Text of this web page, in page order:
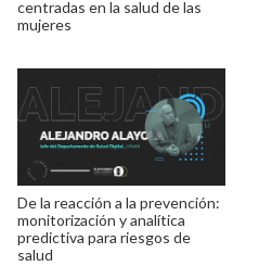
centradas en la salud de las
mujeres
De la reacción a la prevención:
monitorización y analítica
predictiva para riesgos de
salud